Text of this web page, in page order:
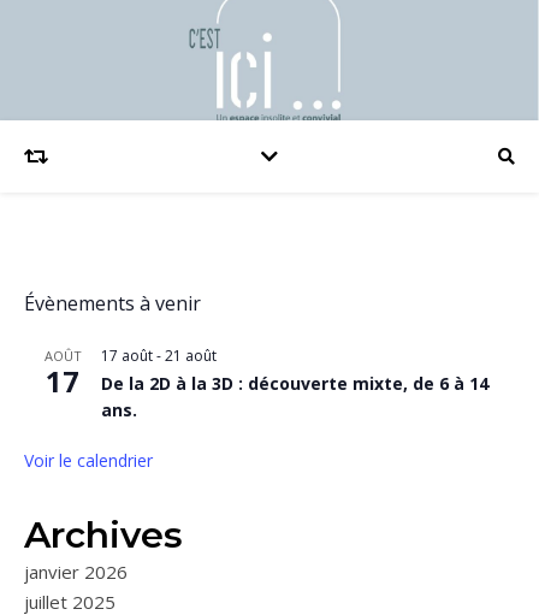
Évènements à venir
AOÛT
17
17 août-21 août
De la 2D à la 3D : découverte mixte, de 6 à 14
ans.
Voir le calendrier
Archives
janvier 2026
juillet 2025